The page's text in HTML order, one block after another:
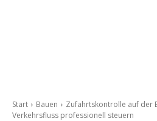
Start Bauen
Zufahrtskontrolle auf der
Verkehrsfluss professionell steuern